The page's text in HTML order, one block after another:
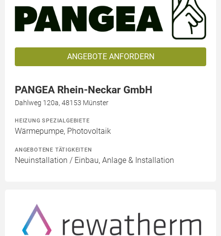
ANGEBOTE ANFORDERN
PANGEA Rhein-Neckar GmbH
Dahlweg 120a, 48153 Münster
HEIZUNG SPEZIALGEBIETE
Wärmepumpe, Photovoltaik
ANGEBOTENE TÄTIGKEITEN
Neuinstallation / Einbau, Anlage & Installation